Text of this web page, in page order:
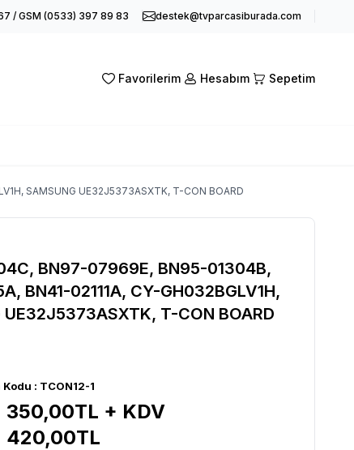
/ GSM (0533) 397 89 83 destek@tvparcasiburada.com
Favorilerim Hesabım Sepetim
SAMSUNG UE32J5373ASXTK, T-CON BOARD
BN97-07969E, BN95-01304B,
BN41-02111A, CY-GH032BGLV1H,
UE32J5373ASXTK, T-CON BOARD
: TCON12-1
350,00TL + KDV
420,00TL